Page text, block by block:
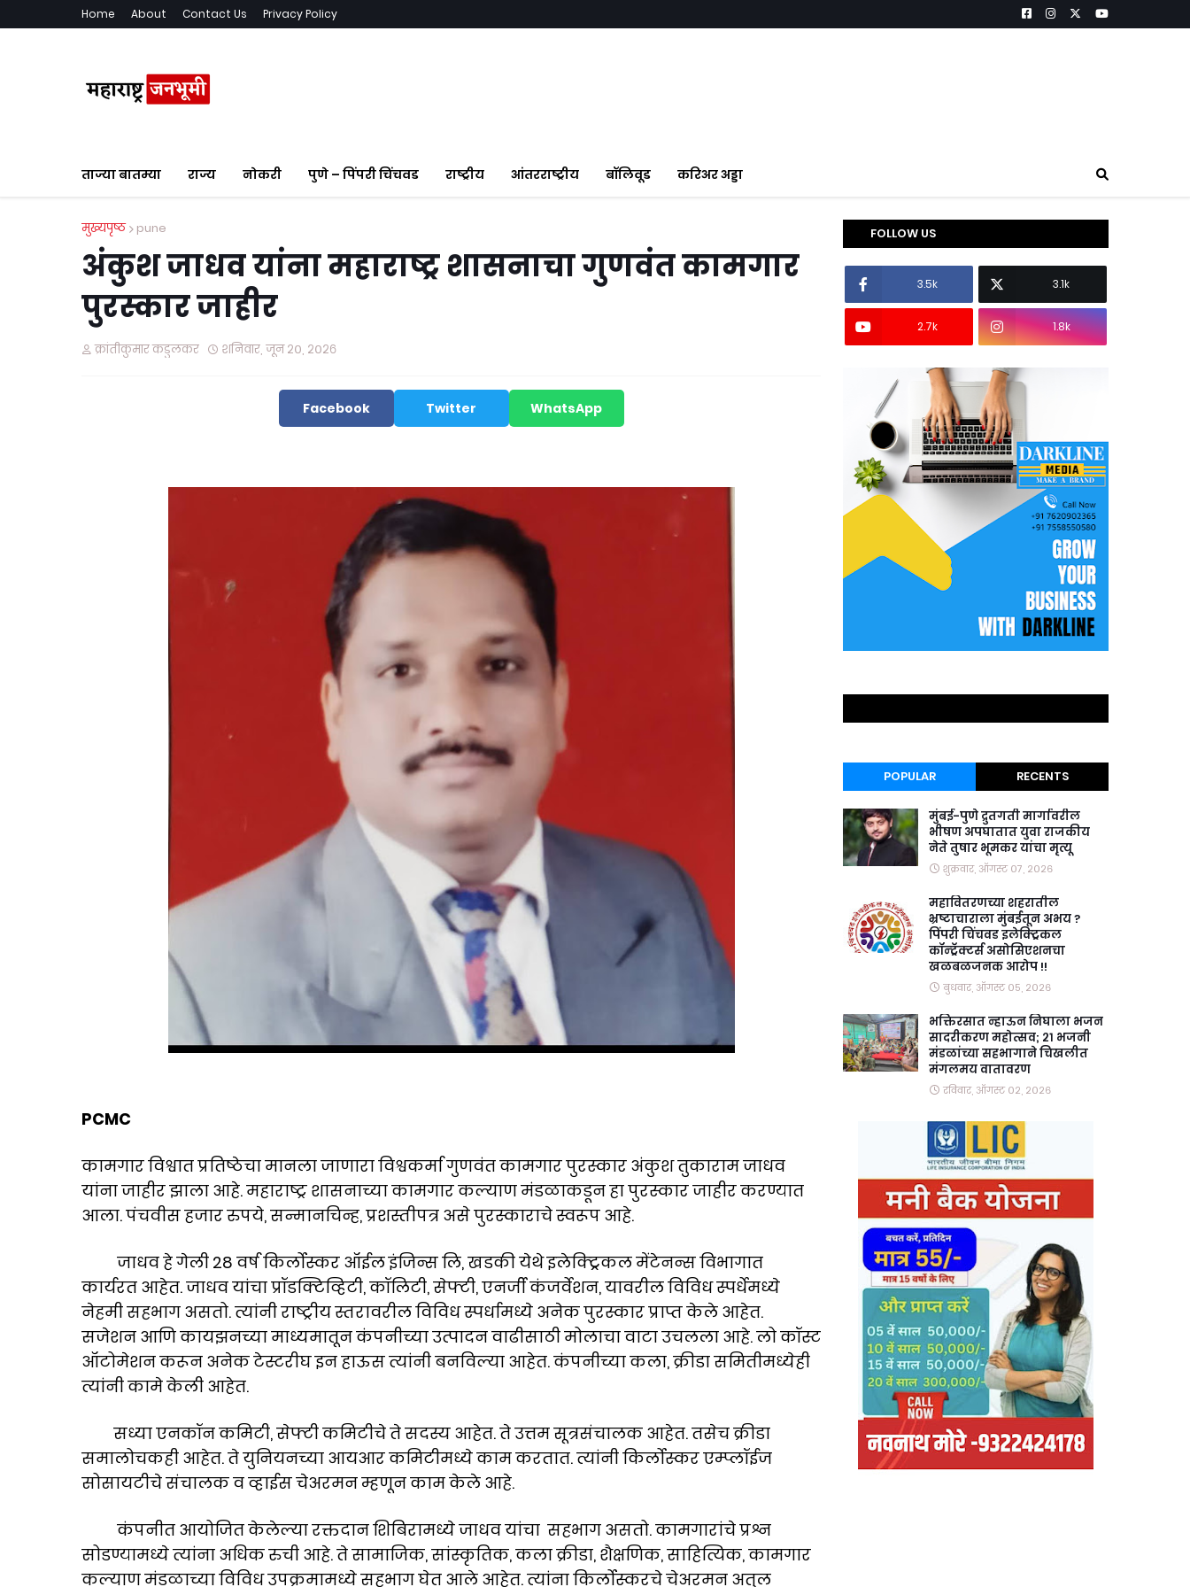
Home About Contact Us Privacy Policy
ताज्या बातम्या राज्य नोकरी पुणे – पिंपरी चिंचवड राष्ट्रीय आंतरराष्ट्रीय बॉलिवूड करिअर अड्डा
मुख्यपृष्ठ pune
अंकुश जाधव यांना महाराष्ट्र शासनाचा गुणवंत कामगार
पुरस्कार जाहीर
क्रांतीकुमार कडुलकर शनिवार, जून २०, २०२६
Facebook Twitter WhatsApp
PCMC
कामगार विश्वात प्रतिष्ठेचा मानला जाणारा विश्वकर्मा गुणवंत कामगार पुरस्कार अंकुश तुकाराम जाधव
यांना जाहीर झाला आहे. महाराष्ट्र शासनाच्या कामगार कल्याण मंडळाकडून हा पुरस्कार जाहीर करण्यात
आला. पंचवीस हजार रुपये, सन्मानचिन्ह, प्रशस्तीपत्र असे पुरस्काराचे स्वरूप आहे.
जाधव हे गेली 28 वर्ष किर्लोस्कर ऑईल इंजिन्स लि, खडकी येथे इलेक्ट्रिकल मेंटेनन्स विभागात
कार्यरत आहेत. जाधव यांचा प्रॉडक्टिव्हिटी, कॉलिटी, सेफ्टी, एनर्जी कंजर्वेशन, यावरील विविध स्पर्धेमध्ये
नेहमी सहभाग असतो. त्यांनी राष्ट्रीय स्तरावरील विविध स्पर्धामध्ये अनेक पुरस्कार प्राप्त केले आहेत.
सजेशन आणि कायझनच्या माध्यमातून कंपनीच्या उत्पादन वाढीसाठी मोलाचा वाटा उचलला आहे. लो कॉस्ट
ऑटोमेशन करून अनेक टेस्टरीघ इन हाऊस त्यांनी बनविल्या आहेत. कंपनीच्या कला, क्रीडा समितीमध्येही
त्यांनी कामे केली आहेत.
सध्या एनकॉन कमिटी, सेफ्टी कमिटीचे ते सदस्य आहेत. ते उत्तम सूत्रसंचालक आहेत. तसेच क्रीडा
समालोचकही आहेत. ते युनियनच्या आयआर कमिटीमध्ये काम करतात. त्यांनी किर्लोस्कर एम्प्लॉईज
सोसायटीचे संचालक व व्हाईस चेअरमन म्हणून काम केले आहे.
कंपनीत आयोजित केलेल्या रक्तदान शिबिरामध्ये जाधव यांचा सहभाग असतो. कामगारांचे प्रश्न
सोडण्यामध्ये त्यांना अधिक रुची आहे. ते सामाजिक, सांस्कृतिक, कला क्रीडा, शैक्षणिक, साहित्यिक, कामगार
कल्याण मंडळाच्या विविध उपक्रमामध्ये सहभाग घेत आले आहेत. त्यांना किर्लोस्करचे चेअरमन अतुल
FOLLOW US
3.5k 3.1k
2.7k 1.8k
POPULAR RECENTS
मुंबई-पुणे द्रुतगती मार्गावरील
भीषण अपघातात युवा राजकीय
नेते तुषार भूमकर यांचा मृत्यू
शुक्रवार, ऑगस्ट ०७, २०२६
महावितरणच्या शहरातील
भ्रष्टाचाराला मुंबईतून अभय ?
पिंपरी चिंचवड इलेक्ट्रिकल
कॉन्ट्रॅक्टर्स असोसिएशनचा
खळबळजनक आरोप !!
बुधवार, ऑगस्ट ०५, २०२६
भक्तिरसात न्हाऊन निघाला भजन
सादरीकरण महोत्सव; २१ भजनी
मंडळांच्या सहभागाने चिखलीत
मंगलमय वातावरण
रविवार, ऑगस्ट ०२, २०२६